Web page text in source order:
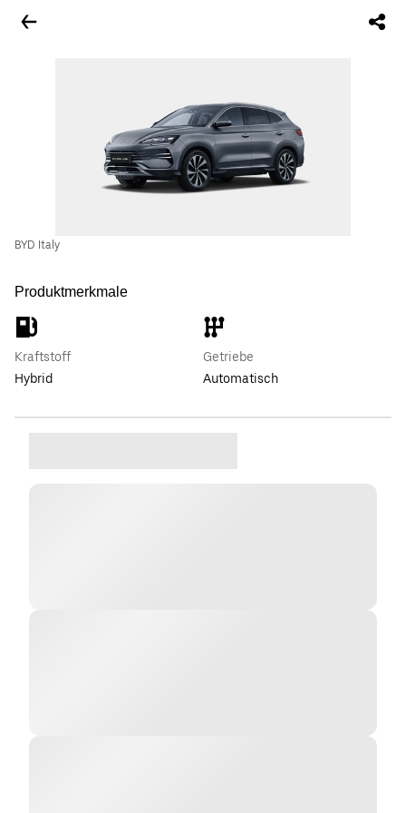
BYD Italy
Produktmerkmale
Kraftstoff
Hybrid
Getriebe
Automatisch